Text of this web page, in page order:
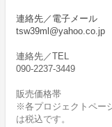
連絡先／電子メール
tsw39ml@yahoo.co.jp
連絡先／TEL
090-2237-3449
販売価格帯
※各プロジェクトペー
は税込です。